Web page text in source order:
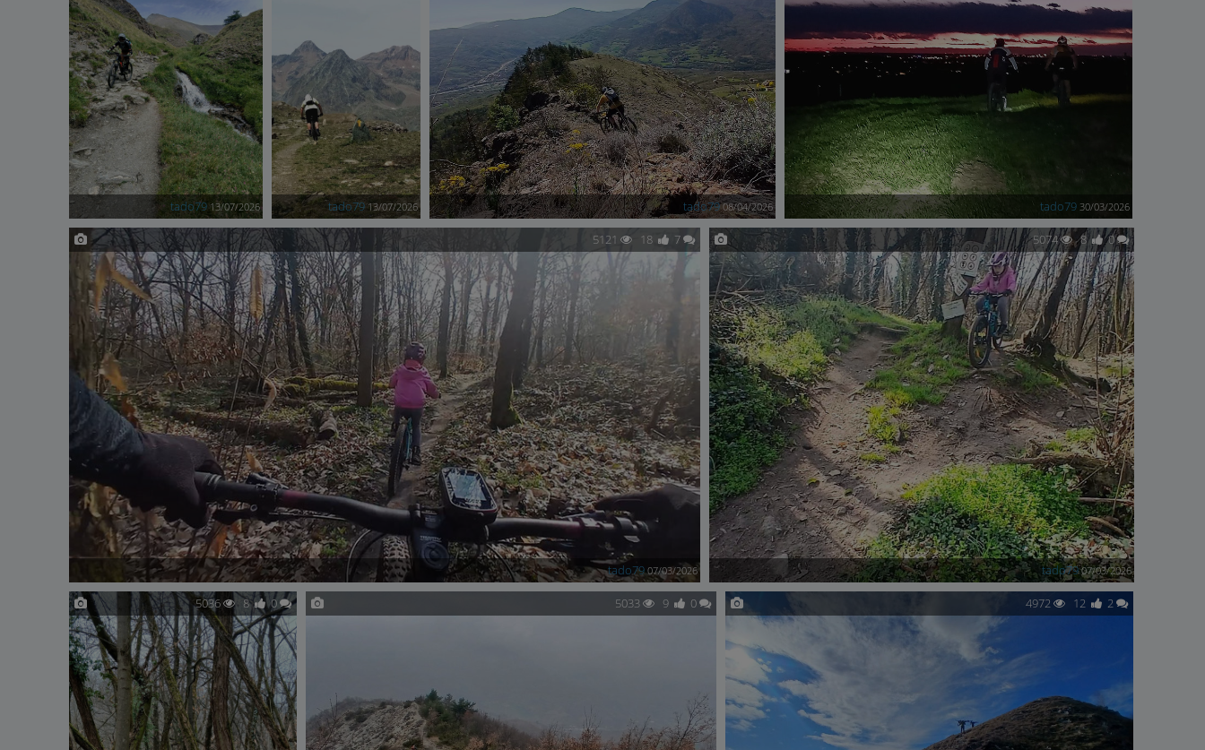
tado79 13/07/2026 tado79 13/07/2026 tado79 08/04/2026 tado79 30/03/2026
5121 18 7
tado79 07/03/2026
5074 8 0
tado79 07/03/2026
5036 8 0 5033 9 0 4972 12 2